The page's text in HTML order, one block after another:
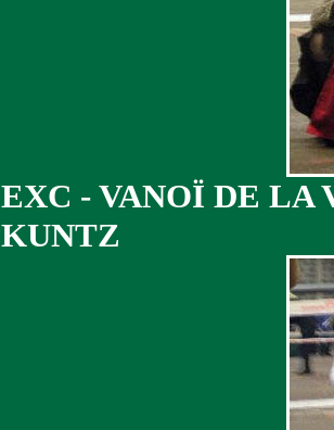
EXC - VANOÏ DE LA
KUNTZ